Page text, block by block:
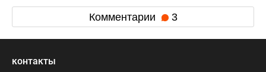
Комментарии 3
контакты